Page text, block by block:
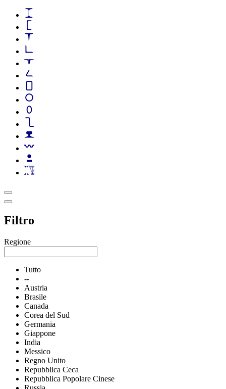
Filtro
Regione
Tutto
--
Austria
Brasile
Canada
Corea del Sud
Germania
Giappone
India
Messico
Regno Unito
Repubblica Ceca
Repubblica Popolare Cinese